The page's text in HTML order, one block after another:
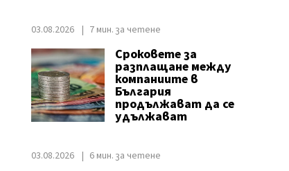
03.08.2026 7 мин. за четене
Сроковете за
разплащане между
компаниите в
България
продължават да се
удължават
03.08.2026 6 мин. за четене